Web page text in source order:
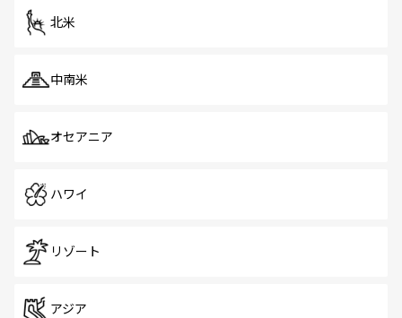
北米
中南米
オセアニア
ハワイ
リゾート
アジア